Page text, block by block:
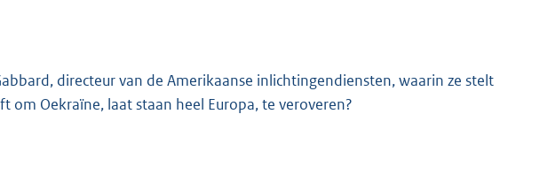
t
e
directeur van de Amerikaanse inlichtingendiensten, waarin ze stelt
om Oekraïne, laat staan heel Europa, te veroveren?